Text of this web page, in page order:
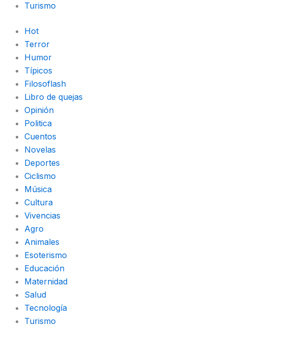
Turismo
Hot
Terror
Humor
Típicos
Filosoflash
Libro de quejas
Opinión
Politica
Cuentos
Novelas
Deportes
Ciclismo
Música
Cultura
Vivencias
Agro
Animales
Esoterismo
Educación
Maternidad
Salud
Tecnología
Turismo